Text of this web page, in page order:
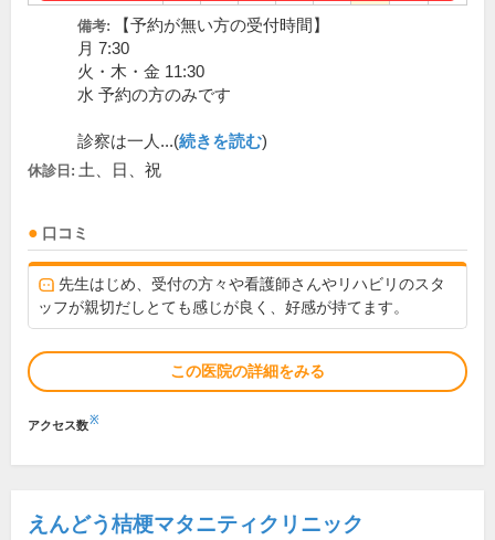
備考:
【予約が無い方の受付時間】
月 7:30
火・木・金 11:30
水 予約の方のみです
診察は一人...(続きを読む)
休診日: 土、日、祝
口コミ
先生はじめ、受付の方々や看護師さんやリハビリのスタ
ッフが親切だしとても感じが良く、好感が持てます。
この医院の詳細をみる
アクセス数※
えんどう桔梗マタニティクリニック